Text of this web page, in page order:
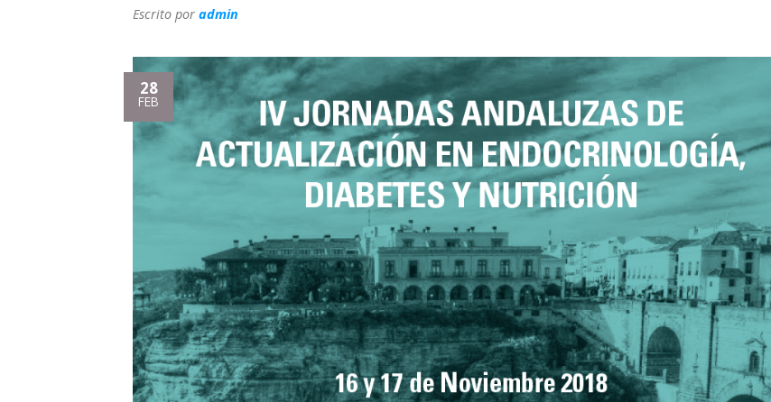
Escrito por admin
28
FEB